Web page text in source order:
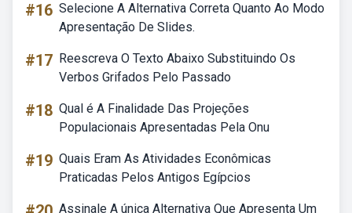
#16 Selecione A Alternativa Correta Quanto Ao Modo
Apresentação De Slides.
#17 Reescreva O Texto Abaixo Substituindo Os
Verbos Grifados Pelo Passado
#18 Qual é A Finalidade Das Projeções
Populacionais Apresentadas Pela Onu
#19 Quais Eram As Atividades Econômicas
Praticadas Pelos Antigos Egípcios
Assinale A única Alternativa Que Apresenta Um